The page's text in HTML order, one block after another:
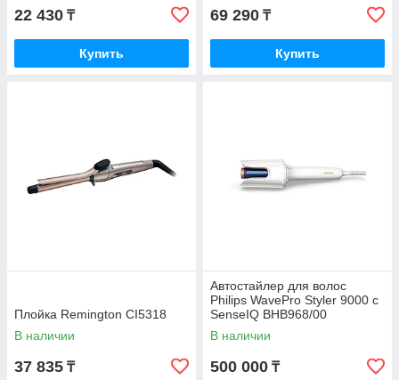
22 430 ₸
Купить
69 290 ₸
Купить
Плойка Remington CI5318
В наличии
37 835 ₸
Автостайлер для волос
Philips WavePro Styler 9000 с
SenseIQ BHB968/00
В наличии
500 000 ₸